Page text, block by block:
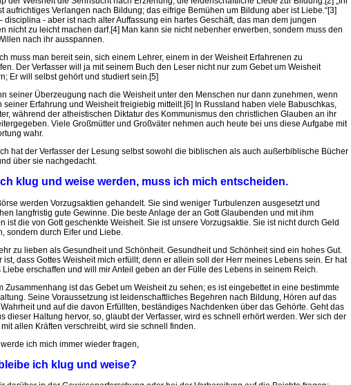
aufrichtiges Verlangen nach Bildung; das eifrige Bemühen um Bildung aber ist Liebe.“[3]
disciplina - aber ist nach alter Auffassung ein hartes Geschäft, das man dem jungen
nicht zu leicht machen darf.[4] Man kann sie nicht nebenher erwerben, sondern muss den
nach ihr ausspannen.
muss man bereit sein, sich einem Lehrer, einem in der Weisheit Erfahrenen zu
Der Verfasser will ja mit seinem Buch den Leser nicht nur zum Gebet um Weisheit
Er will selbst gehört und studiert sein.[5]
seiner Überzeugung nach die Weisheit unter den Menschen nur dann zunehmen, wenn
seiner Erfahrung und Weisheit freigiebig mitteilt.[6] In Russland haben viele Babuschkas,
während der atheistischen Diktatur des Kommunismus den christlichen Glauben an ihr
Viele Großmütter und Großväter nehmen auch heute bei uns diese Aufgabe mit
wahr.
hat der Verfasser der Lesung selbst sowohl die biblischen als auch außerbiblische Bücher
über sie nachgedacht.
klug und weise werden, muss ich mich entscheiden.
werden Vorzugsaktien gehandelt. Sie sind weniger Turbulenzen ausgesetzt und
langfristig gute Gewinne. Die beste Anlage der an Gott Glaubenden und mit ihm
ist die von Gott geschenkte Weisheit. Sie ist unsere Vorzugsaktie. Sie ist nicht durch Geld
sondern durch Eifer und Liebe.
zu lieben als Gesundheit und Schönheit. Gesundheit und Schönheit sind ein hohes Gut.
ist, dass Gottes Weisheit mich erfüllt; denn er allein soll der Herr meines Lebens sein. Er hat
Liebe erschaffen und will mir Anteil geben an der Fülle des Lebens in seinem Reich.
Zusammenhang ist das Gebet um Weisheit zu sehen; es ist eingebettet in eine bestimmte
Seine Voraussetzung ist leidenschaftliches Begehren nach Bildung, Hören auf das
und auf die davon Erfüllten, beständiges Nachdenken über das Gehörte. Geht das
dieser Haltung hervor, so, glaubt der Verfasser, wird es schnell erhört werden. Wer sich der
allen Kräften verschreibt, wird sie schnell finden.
ich mich immer wieder fragen,
ich klug und weise?